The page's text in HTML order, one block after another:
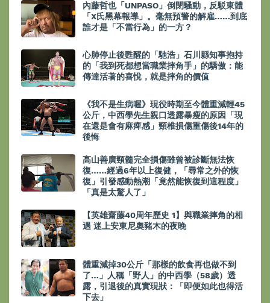
內藤哲也「UNPASO」倒閉騷動，反駁東體
「X氏黑幕報導」。毫無預警的解雇……到底
誰才是「不當行為」的一方？
心肺停止後甦醒的「馳浩」石川縣知事抱持
的「我到死都想當職業摔角手」的驕傲：能
傳達活著的喜悅，就是摔角的價值
《我不是生病喔》現役時期至今體重減輕45
公斤，中西學先生親口透露暴瘦的原因「現
在還是會有麻痺感」頸椎損傷重傷後14年的
後悔
高山善廣頸髓完全損傷雖曾被診斷無法恢
復……經過6年以上復健，「尋常之外的恢
復」引發感動熱潮「竟然能恢復到這程度」
「真是太驚人了」
【英雄齋藤40周年歷史 1】與職業摔角的相
遇 迷上安東尼奧豬木的夜晚
體重減掉30公斤「那樣的飲食再也做不到
了…」人稱「野人」的中西學（58歲）透
露，引退後的真實現狀：「即便如此也得活
下去」